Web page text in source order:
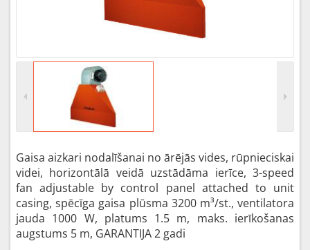
Gaisa aizkari nodalīšanai no ārējās vides, rūpnieciskai
videi, horizontālā veidā uzstādāma ierīce, 3-speed
fan adjustable by control panel attached to unit
casing, spēcīga gaisa plūsma 3200 m³/st., ventilatora
jauda 1000 W, platums 1.5 m, maks. ierīkošanas
augstums 5 m, GARANTIJA 2 gadi